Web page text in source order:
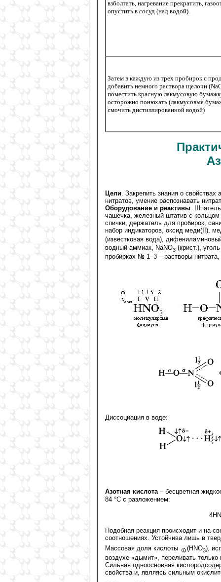
взболтать, нагревание прекратить,
опустить в сосуд (над водой).
Затем в каждую из трех пробирок с
добавить немного раствора щелочи
поместить красную лакмусовую
осторожно понюхать (лакмусовые
смочить дистиллированной водой)
Цели. Закрепить знания о свойствах
нитратов, умение распознавать
Оборудование и реактивы. Шпатель
чашечка, железный штатив с
спички, держатель для пробирок,
набор индикаторов, оксид меди(II),
(известковая вода),
водный аммиак, NaNO3 (крист.),
пробирках № 1–3 – растворы
Диссоциация в воде:
Азотная кислота– бесцветная
84 °С с разложением:
Подобная реакция происходит и на
соотношениях. Устойчива лишь в
Массовая доля кислоты
(HNO3),
воздухе «дымит», переливать только
Сильная одноосновная
свойства и, являясь сильным